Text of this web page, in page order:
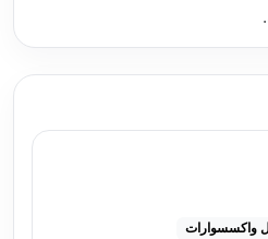
واكسسوارات